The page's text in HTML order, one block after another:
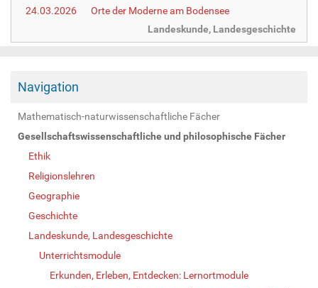
24.03.2026
Orte der Moderne am Bodensee
Landeskunde, Landesgeschichte
Navigation
Mathematisch-naturwissenschaftliche Fächer
Gesellschaftswissenschaftliche und philosophische Fächer
Ethik
Religionslehren
Geographie
Geschichte
Landeskunde, Landesgeschichte
Unterrichtsmodule
Erkunden, Erleben, Entdecken: Lernortmodule